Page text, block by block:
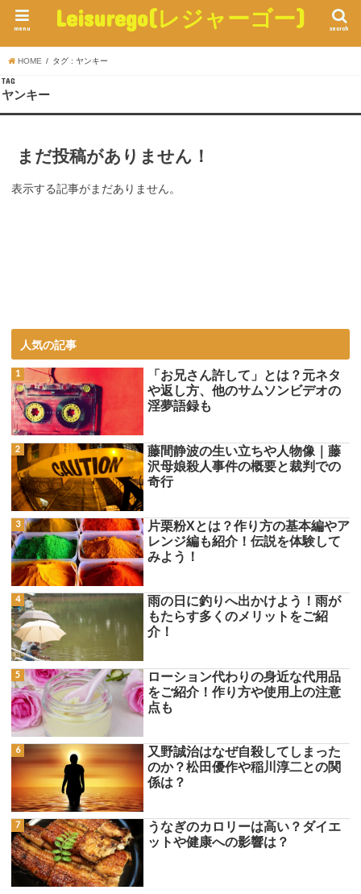
Leisurego(レジャーゴー) search
menu
HOME タグ : ヤンキー
TAG
ヤンキー
まだ投稿がありません！
表示する記事がまだありません。
人気の記事
「お兄さん許して」とは？元ネタ
や返し方、他のサムソンビデオの
淫夢語録も
藤間静波の生い立ちや人物像｜藤
沢母娘殺人事件の概要と裁判での
奇行
片栗粉Xとは？作り方の基本編やア
レンジ編も紹介！伝説を体験して
みよう！
雨の日に釣りへ出かけよう！雨が
もたらす多くのメリットをご紹
介！
ローション代わりの身近な代用品
をご紹介！作り方や使用上の注意
点も
又野誠治はなぜ自殺してしまった
のか？松田優作や稲川淳二との関
係は？
うなぎのカロリーは高い？ダイエ
ットや健康への影響は？